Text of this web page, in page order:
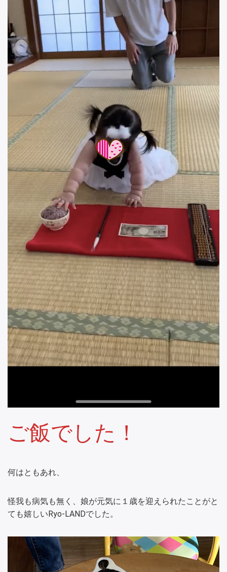
ご飯でした！
何はともあれ、
怪我も病気も無く、娘が元気に１歳を迎えられたことがと
ても嬉しいRyo-LANDでした。